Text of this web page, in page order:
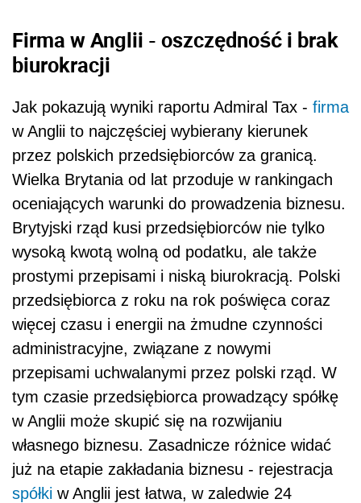
Firma w Anglii - oszczędność i brak
biurokracji
Jak pokazują wyniki raportu Admiral Tax - firma
w Anglii to najczęściej wybierany kierunek
przez polskich przedsiębiorców za granicą.
Wielka Brytania od lat przoduje w rankingach
oceniających warunki do prowadzenia biznesu.
Brytyjski rząd kusi przedsiębiorców nie tylko
wysoką kwotą wolną od podatku, ale także
prostymi przepisami i niską biurokracją. Polski
przedsiębiorca z roku na rok poświęca coraz
więcej czasu i energii na żmudne czynności
administracyjne, związane z nowymi
przepisami uchwalanymi przez polski rząd. W
tym czasie przedsiębiorca prowadzący spółkę
w Anglii może skupić się na rozwijaniu
własnego biznesu. Zasadnicze różnice widać
już na etapie zakładania biznesu - rejestracja
spółki w Anglii jest łatwa, w zaledwie 24